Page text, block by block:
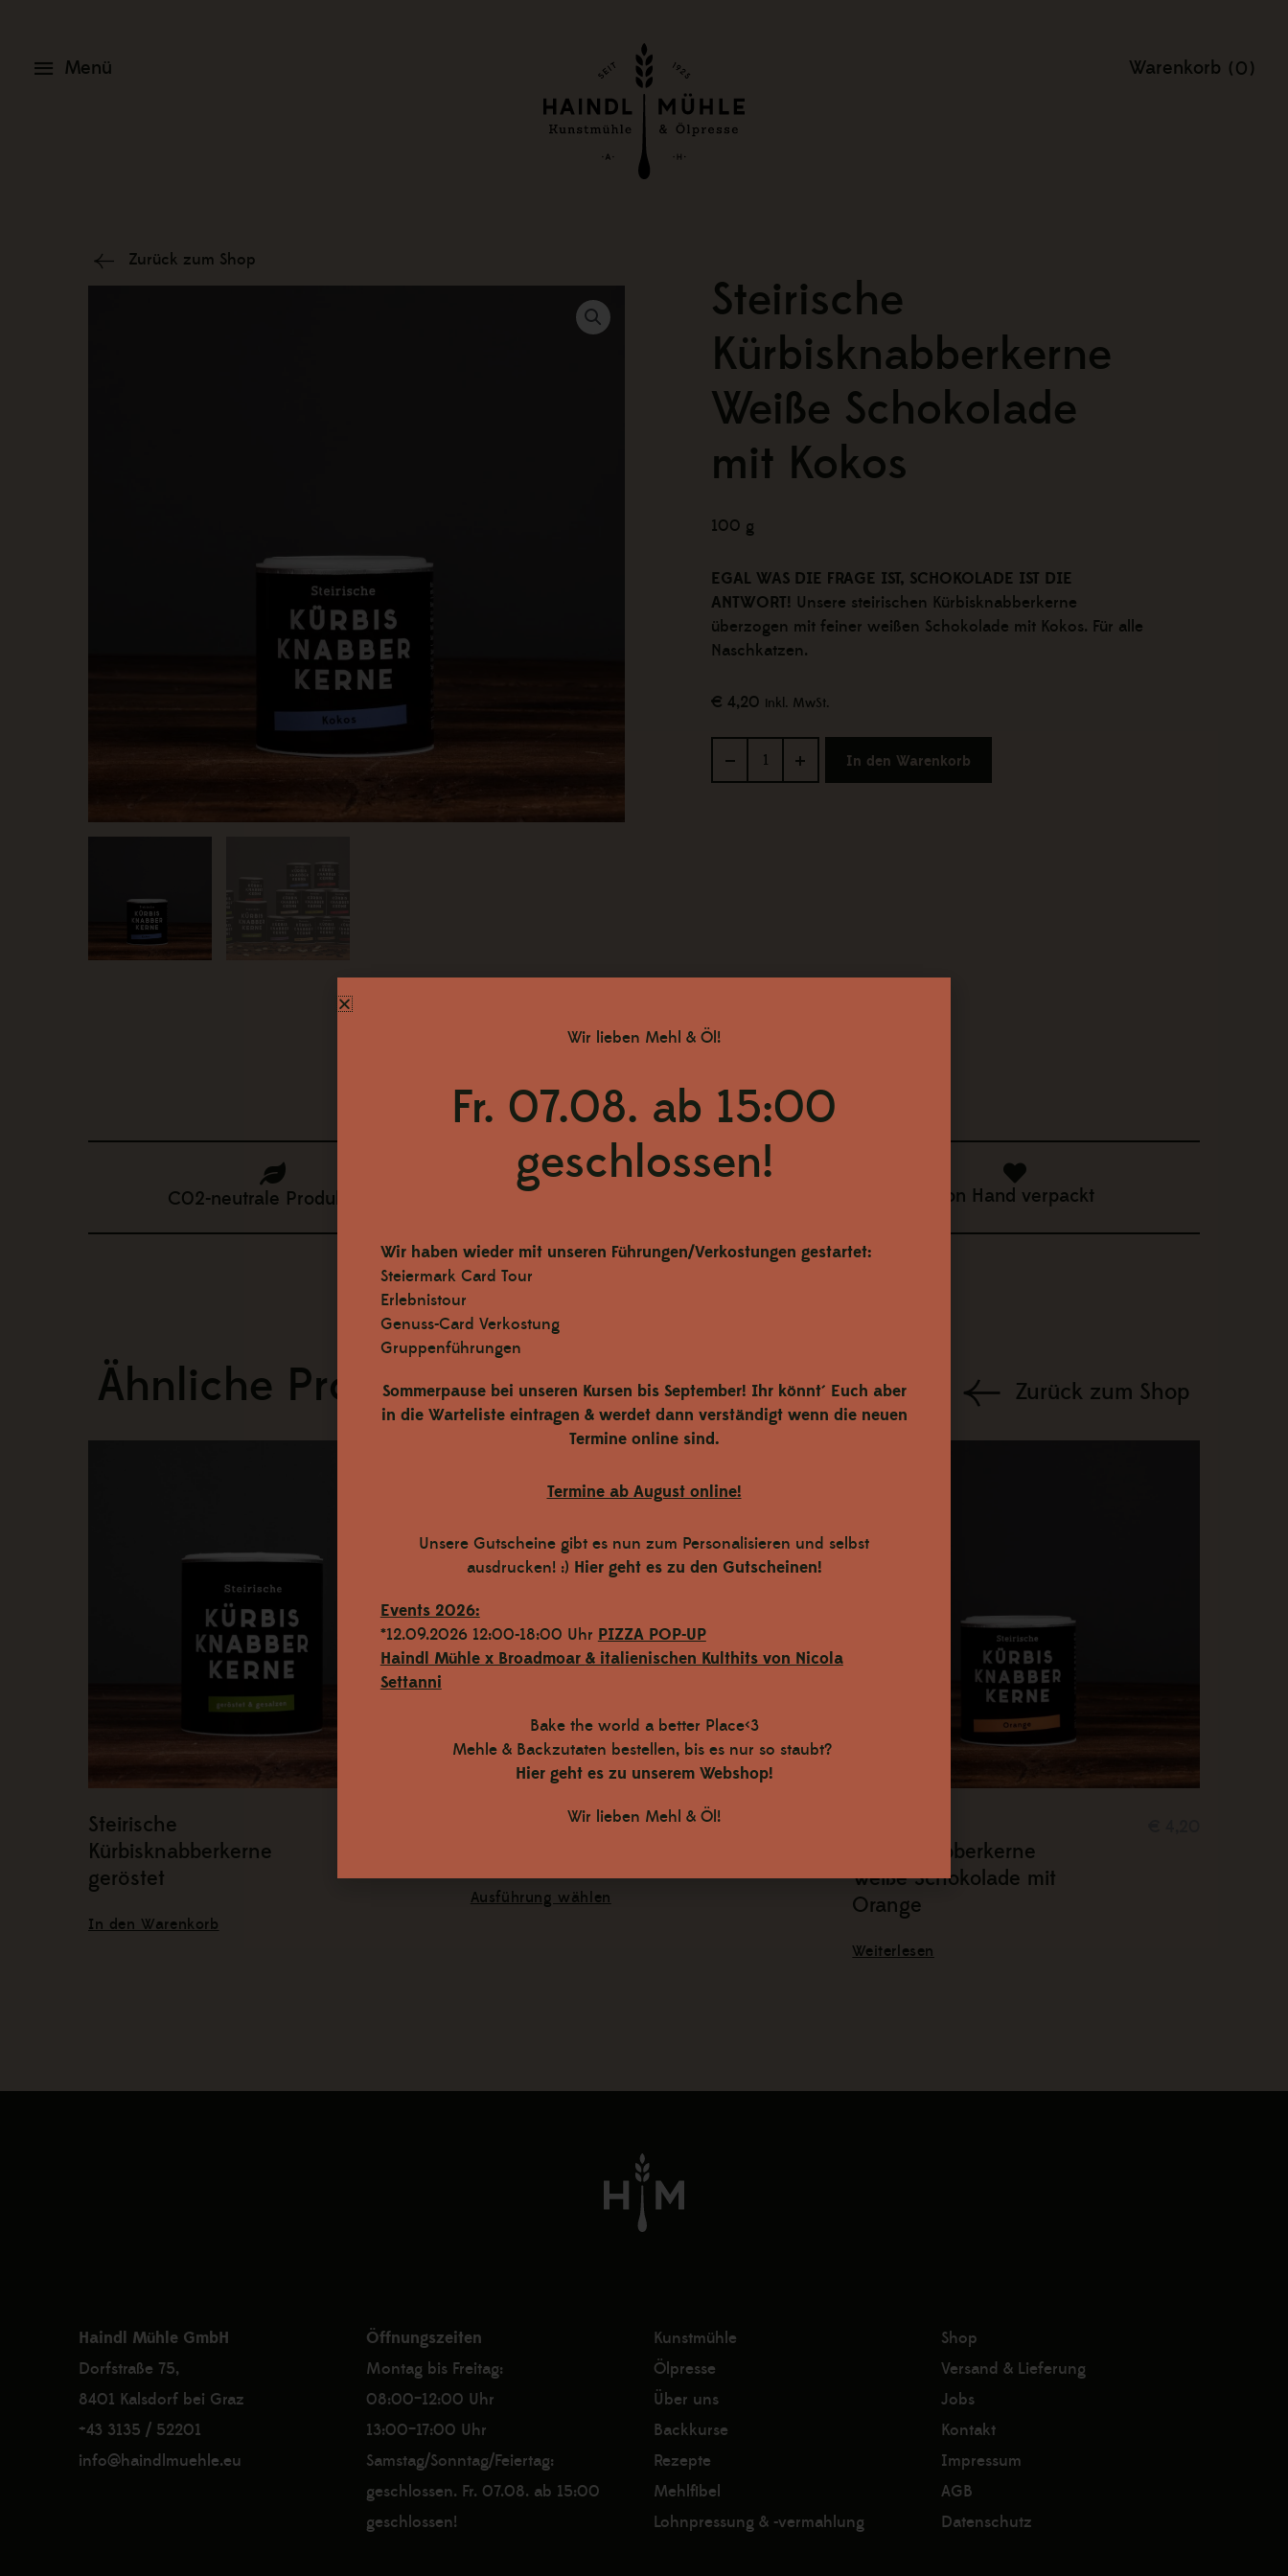
Menü 0
Zurück zum Shop
Steirische
Kürbisknabberkerne
Weiße Schokolade
mit Kokos
100 g
EGAL WAS DIE FRAGE IST, SCHOKOLADE IST DIE
ANTWORT! Unsere steirischen Kürbisknabberkerne
überzogen mit feiner weißen Schokolade mit Kokos. Für alle
Naschkatzen.
€ 4,20 inkl. MwSt.
Kürbisknabberkerne
In den Warenkorb
C02-neutrale Produktion Versandkostenfrei ab € 79,– Von Hand verpackt
Ähnliche Produkte Zurück zum Shop
Steirische
Kürbisknabberkerne
geröstet
In den Warenkorb
Steirische Kürbiskerne
Ausführung wählen
Kürbisknabberkerne
Weiße Schokolade mit
Orange
Weiterlesen
Haindl Mühle GmbH
Dorfstraße 75,
8401 Kalsdorf bei Graz
+43 3135 / 52201
info@haindlmuehle.eu
Öffnungszeiten
Montag bis Freitag:
08:00–12:00 Uhr
13:00–17:00 Uhr
Samstag/Sonntag/Feiertag:
geschlossen. Fr. 07.08. ab 15:00
geschlossen!
Kunstmühle
Ölpresse
Über uns
Backkurse
Rezepte
Mehlfibel
Lohnpressung & -vermahlung
Shop
Versand & Lieferung
Jobs
Kontakt
Impressum
AGB
Datenschutz
Wir lieben Mehl & Öl!
Fr. 07.08. ab 15:00
geschlossen!
Wir haben wieder mit unseren Führungen/Verkostungen gestartet:
Steiermark Card Tour
Erlebnistour
Genuss-Card Verkostung
Gruppenführungen
Sommerpause bei unseren Kursen bis September! Ihr könnt´ Euch aber
in die Warteliste eintragen & werdet dann verständigt wenn die neuen
Termine online sind.
Termine ab August online!
Unsere Gutscheine gibt es nun zum Personalisieren und selbst
ausdrucken! :) Hier geht es zu den Gutscheinen!
Events 2026:
*12.09.2026 12:00-18:00 Uhr PIZZA POP-UP
Haindl Mühle x Broadmoar & italienischen Kulthits von Nicola
Settanni
Bake the world a better Place<3
Mehle & Backzutaten bestellen, bis es nur so staubt?
Hier geht es zu unserem Webshop!
Wir lieben Mehl & Öl!